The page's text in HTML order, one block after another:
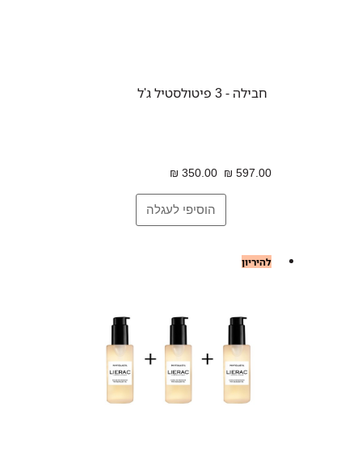
חבילה - 3 פיטולסטיל ג'ל
597.00 ₪
350.00 ₪
להיריון